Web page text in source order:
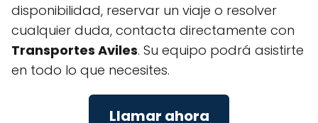
disponibilidad, reservar un viaje o resolver
cualquier duda, contacta directamente con
Transportes Aviles. Su equipo podrá asistirte
en todo lo que necesites.
Llamar ahora